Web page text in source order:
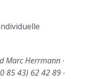
Marc Herrmann ∙
85 43) 62 42 89 ∙